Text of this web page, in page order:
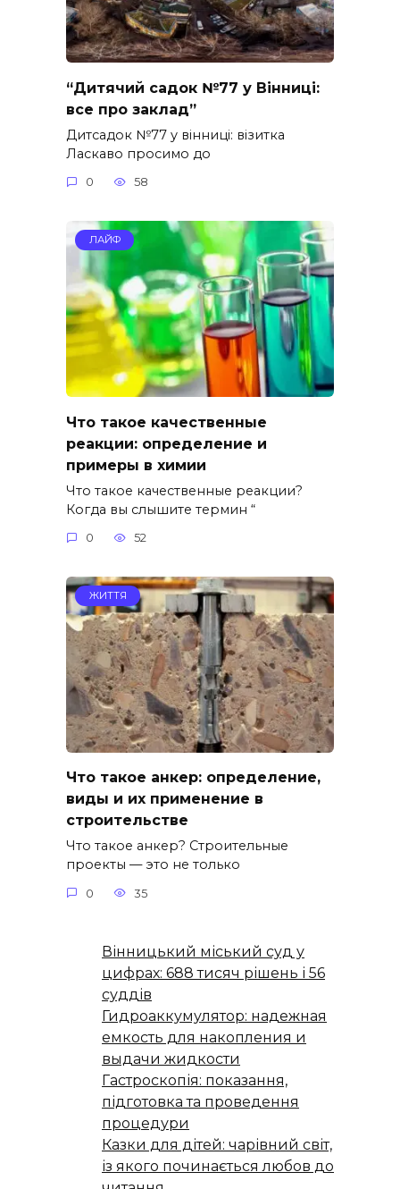
“Дитячий садок №77 у Вінниці:
все про заклад”
Дитсадок №77 у вінниці: візитка
Ласкаво просимо до
0 58
ЛАЙФ
Что такое качественные
реакции: определение и
примеры в химии
Что такое качественные реакции?
Когда вы слышите термин “
0 52
ЖИТТЯ
Что такое анкер: определение,
виды и их применение в
строительстве
Что такое анкер? Строительные
проекты — это не только
0 35
Вінницький міський суд у
цифрах: 688 тисяч рішень і 56
суддів
Гидроаккумулятор: надежная
емкость для накопления и
выдачи жидкости
Гастроскопія: показання,
підготовка та проведення
процедури
Казки для дітей: чарівний світ,
із якого починається любов до